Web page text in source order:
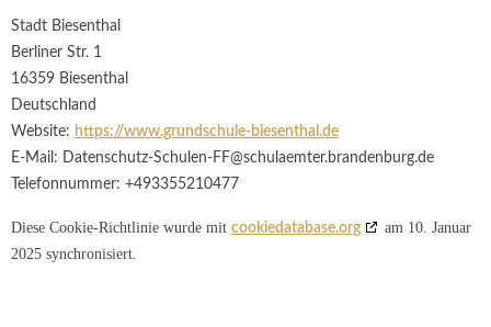
Stadt Biesenthal
Berliner Str. 1
16359 Biesenthal
Deutschland
Website: https://www.grundschule-biesenthal.de
E-Mail: Datenschutz-Schulen-FF@schulaemter.brandenburg.de
Telefonnummer: +493355210477
Diese Cookie-Richtlinie wurde mit cookiedatabase.org
am 10. Januar
2025 synchronisiert.